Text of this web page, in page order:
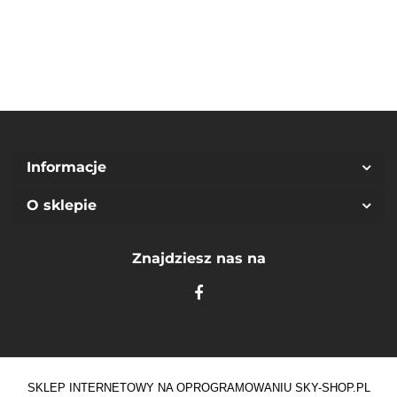
Informacje
O sklepie
Znajdziesz nas na
SKLEP INTERNETOWY NA OPROGRAMOWANIU SKY-SHOP.PL